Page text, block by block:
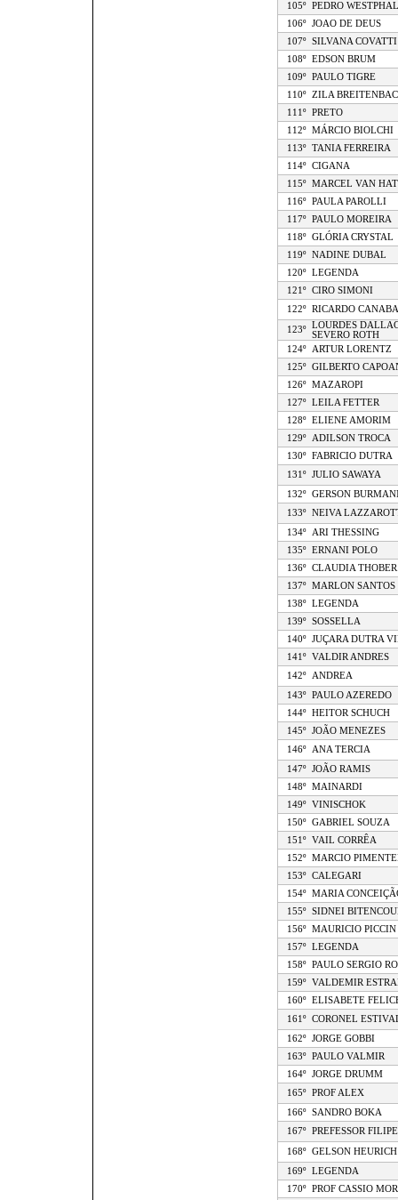
105º
PEDRO
106º
JOAO DE DEUS
107º
SILVANA COVATTI
108º
EDSON BRUM
109º
PAULO TIGRE
110º
ZILA
111º
PRETO
112º
MÁRCIO BIOLCHI
113º
TANIA FERREIRA
114º
CIGANA
115º
MARCEL VAN
116º
PAULA PAROLLI
117º
PAULO MOREIRA
118º
GLÓRIA CRYSTAL
119º
NADINE DUBAL
120º
LEGENDA
121º
CIRO SIMONI
122º
RICARDO
123º
LOURDES
SEVERO ROTH
124º
ARTUR LORENTZ
125º
GILBERTO
126º
MAZAROPI
127º
LEILA FETTER
128º
ELIENE AMORIM
129º
ADILSON TROCA
130º
FABRICIO DUTRA
131º
JULIO SAWAYA
132º
GERSON
133º
NEIVA
134º
ARI THESSING
135º
ERNANI POLO
136º
CLAUDIA
137º
MARLON SANTOS
138º
LEGENDA
139º
SOSSELLA
140º
JUÇARA DUTRA
141º
VALDIR ANDRES
142º
ANDREA
143º
PAULO AZEREDO
144º
HEITOR SCHUCH
145º
JOÃO MENEZES
146º
ANA TERCIA
147º
JOÃO RAMIS
148º
MAINARDI
149º
VINISCHOK
150º
GABRIEL SOUZA
151º
VAIL CORRÊA
152º
MARCIO
153º
CALEGARI
154º
MARIA
155º
SIDNEI
156º
MAURICIO PICCIN
157º
LEGENDA
158º
PAULO SERGIO
159º
VALDEMIR
160º
ELISABETE
161º
CORONEL
162º
JORGE GOBBI
163º
PAULO VALMIR
164º
JORGE DRUMM
165º
PROF ALEX
166º
SANDRO BOKA
167º
PREFESSOR FILIPE
168º
GELSON HEURICH
169º
LEGENDA
170º
PROF CASSIO